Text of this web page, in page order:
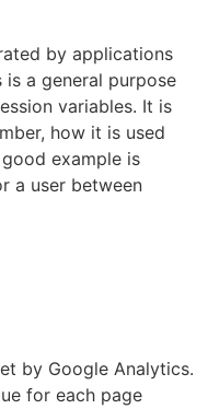
by applications
is a general purpose
variables. It is
how it is used
example is
a user between
by Google Analytics.
for each page